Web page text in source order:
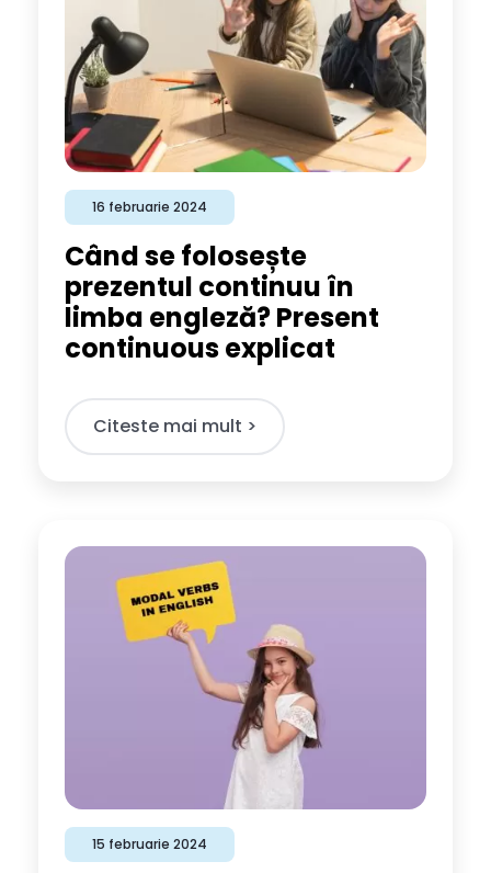
16 februarie 2024
Când se folosește
prezentul continuu în
limba engleză? Present
continuous explicat
Citeste mai mult >​
15 februarie 2024